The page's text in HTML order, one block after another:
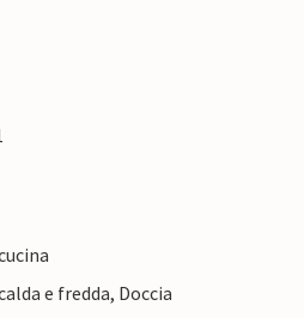
e fredda, Doccia